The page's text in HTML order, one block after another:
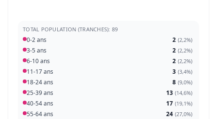
TOTAL POPULATION (TRANCHES): 89
0-2 ans 2 (2,2%)
3-5 ans 2 (2,2%)
6-10 ans 2 (2,2%)
11-17 ans 3 (3,4%)
18-24 ans 8 (9,0%)
25-39 ans 13 (14,6%)
40-54 ans 17 (19,1%)
55-64 ans 24 (27,0%)